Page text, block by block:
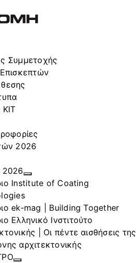
Συμμετοχής
KIT
2026
2026
Institute of Coating
ek-mag | Building Together
Ελληνικό Ινστιτούτο
| Οι πέντε αισθήσεις της
αρχιτεκτονικής